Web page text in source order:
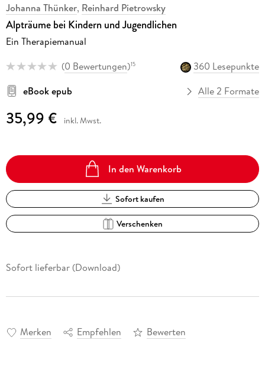
Johanna Thünker, Reinhard Pietrowsky
Alpträume bei Kindern und Jugendlichen
Ein Therapiemanual
(0 Bewertungen)15
360 Lesepunkte
eBook epub
Alle 2 Formate
35,99 € inkl. Mwst.
In den Warenkorb
Sofort kaufen
Verschenken
Sofort lieferbar (Download)
Merken Empfehlen Bewerten